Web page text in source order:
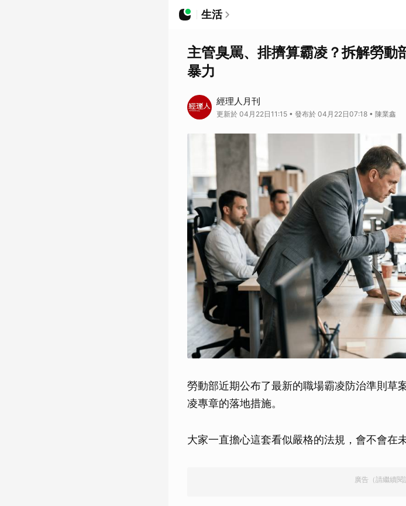
生活
主管臭罵、排擠算霸凌？拆解勞動
暴力
經理人月刊
更新於 04月22日11:15 • 發布於 04月22日07:18 • 陳業鑫
勞動部近期公布了最新的職場霸凌防治準則草
凌專章的落地措施。
大家一直擔心這套看似嚴格的法規，會不會在
廣告（請繼續閱